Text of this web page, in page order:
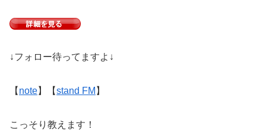
↓フォロー待ってますよ↓
【 note】【stand FM 】
こっそり教えます！